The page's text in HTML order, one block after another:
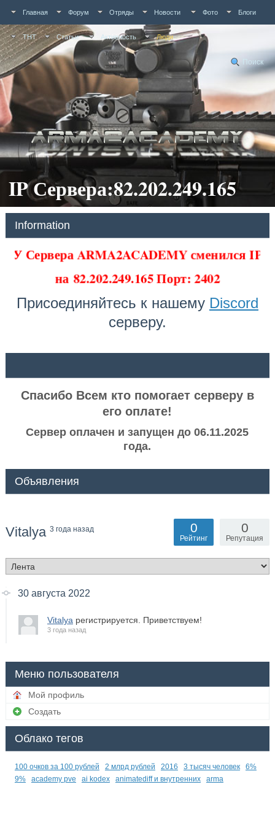
Главная Форум Отряды Новости Фото Блоги
ТНТ Статьи Активность Люди
Поиск
IP Сервера:82.202.249.165
Information
У Сервера ARMA2ACADEMY сменился IP
на82.202.249.165 Порт: 2402
Присоединяйтесь к нашему Discord
серверу.
Спасибо Всем кто помогает серверу в
его оплате!
Сервер оплачен и запущен до 06.11.2025
года.
Объявления
Vitalya 3 года назад 0
Репутация
0
Рейтинг
30 августа 2022
Vitalya регистрируется. Приветствуем!
3 года назад
Меню пользователя
Мой профиль
Создать
Облако тегов
100 очков за 100 рублей 2 млрд рублей 2016 3 тысяч человек
6%
9%
academy pve ai kodex animatediff и внутренних arma